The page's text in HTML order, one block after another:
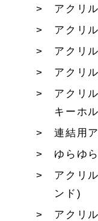
アクリ
アクリ
アクリ
アクリ
アクリ
キーホ
連結用
ゆらゆ
アクリ
ンド)
アクリ